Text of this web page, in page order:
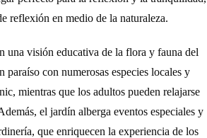
reflexión en medio de la naturaleza.
una visión educativa de la flora y fauna del
con numerosas especies locales y
mientras que los adultos pueden relajarse
el jardín alberga eventos especiales y
que enriquecen la experiencia de los